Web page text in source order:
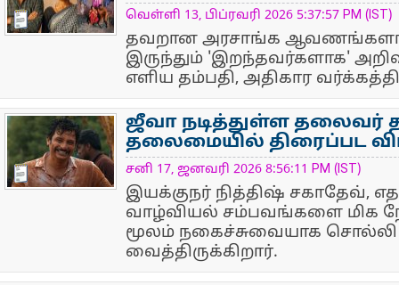
NewsIcon வெள்ளி 13, பிப்ரவரி 2026 5:37:57 PM (IST)
தவறான அரசாங்க
இருந்தும் 'இறந்தவர்களாக'
எளிய தம்பதி, அதிகார
NewsIcon
ஜீவா நடித்துள்ள தலைவர்
தலைமையில் திரைப்பட
சனி 17, ஜனவரி 2026 8:56:11 PM (IST)
இயக்குநர் நித்திஷ் சகாதேவ்,
வாழ்வியல் சம்பவங்களை மிக
மூலம் நகைச்சுவையாக சொல்லி
வைத்திருக்கிறார்.